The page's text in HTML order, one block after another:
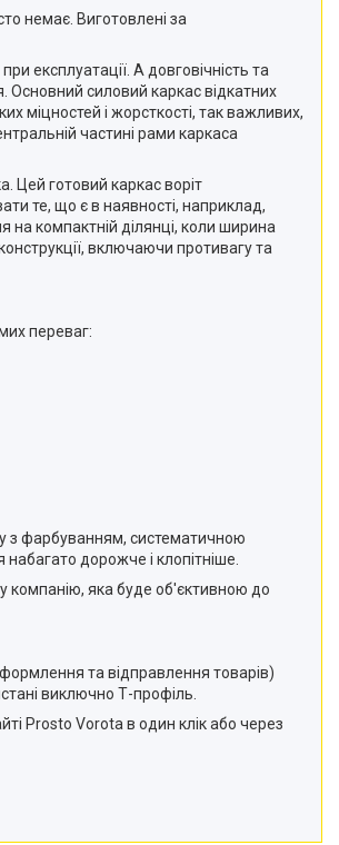
немає. Виготовлені за
експлуатації. А довговічність та
Основний силовий каркас відкатних
міцностей і жорсткості, так важливих,
частині рами каркаса
Цей готовий каркас воріт
те, що є в наявності, наприклад,
на компактній ділянці, коли ширина
включаючи противагу та
переваг:
з фарбуванням, систематичною
дорожче і клопітніше.
компанію, яка буде об'єктивною до
та відправлення товарів)
виключно Т-профіль.
Prosto Vorota в один клік або через